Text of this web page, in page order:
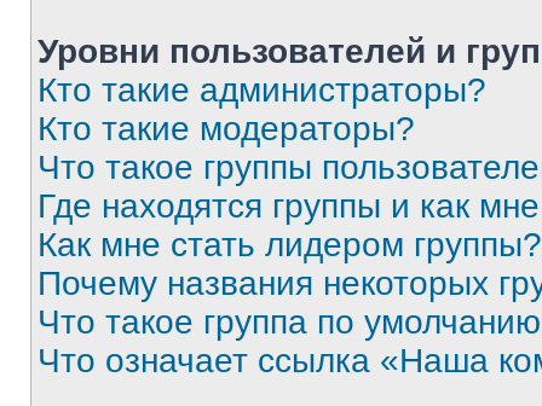
Уровни пользователей и
Кто такие администраторы?
Кто такие модераторы?
Что такое группы
Где находятся группы и как
Как мне стать лидером группы?
Почему названия некоторых
Что такое группа по
Что означает ссылка «Наша